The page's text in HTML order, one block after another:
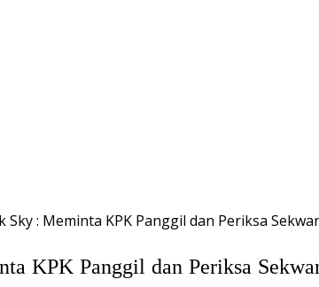
Sky : Meminta KPK Panggil dan Periksa
KPK Panggil dan Periksa